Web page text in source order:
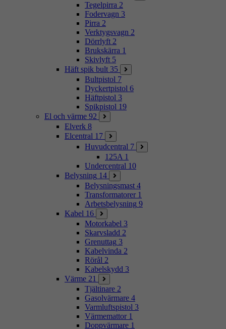
Tegelpirra 2
Fodervagn 3
Pirra 2
Verktygsvagn 2
Dörrlyft 2
Brukskärra 1
Skivlyft 5
Häft spik bult 35
Bultpistol 7
Dyckertpistol 6
Häftpistol 3
Spikpistol 19
El och värme 92
Elverk 8
Elcentral 17
Huvudcentral 7
125A 1
Undercentral 10
Belysning 14
Belysningsmast 4
Transformatorer 1
Arbetsbelysning 9
Kabel 16
Motorkabel 3
Skarvsladd 2
Grenuttag 3
Kabelvinda 2
Rörål 2
Kabelskydd 3
Värme 21
Tjältinare 2
Gasolvärmare 4
Varmluftspistol 3
Värmemattor 1
Doppvärmare 1